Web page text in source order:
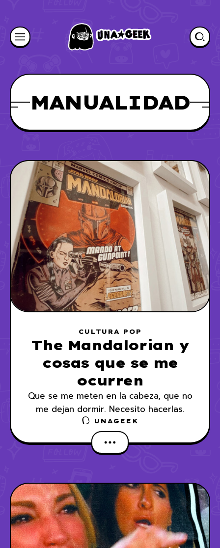
MANUALIDAD
CULTURA POP
The Mandalorian y
cosas que se me
ocurren
Que se me meten en la cabeza, que no
me dejan dormir. Necesito hacerlas.
UNAGEEK